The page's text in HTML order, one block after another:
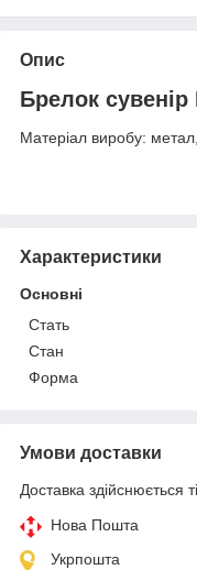
Опис
Брелок сувенір
Матеріал виробу:
Характеристики
Основні
Стать
Стан
Форма
Умови доставки
Доставка здійснюється
Нова Пошта
Укрпошта